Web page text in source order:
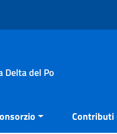
Delta del Po
Contributi